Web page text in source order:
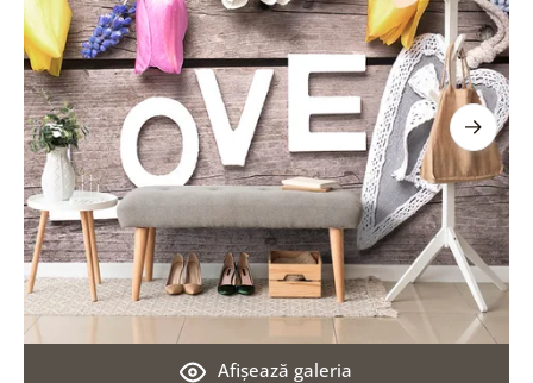
Afişează galeria